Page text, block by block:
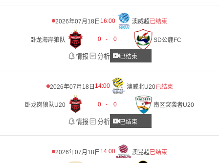
2026年07月18日 16:00 澳威超已结束
卧龙海岸狼队 0 - 0 SD公鹿FC
情报 分析 已结束
2026年07月18日 14:00 澳威北U20已结束
卧龙岗狼队U20 0 - 0 南区突袭者U20
情报 分析 已结束
2026年07月18日 14:00 澳昆超已结束